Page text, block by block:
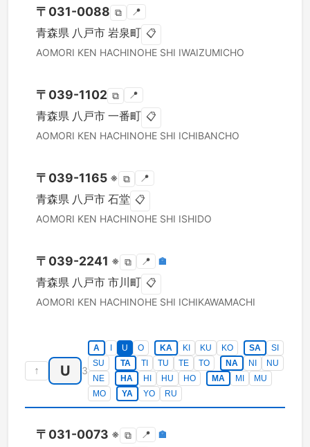
〒 031-0088 ⧉ 📍
青森県 八戸市 岩泉町 📋
AOMORI KEN HACHINOHE SHI IWAIZUMICHO
〒 039-1102 ⧉ 📍
青森県 八戸市 一番町 📋
AOMORI KEN HACHINOHE SHI ICHIBANCHO
〒 039-1165 ※ ⧉ 📍
青森県 八戸市 石堂 📋
AOMORI KEN HACHINOHE SHI ISHIDO
〒 039-2241 ※ ⧉ 📍 🏣
青森県 八戸市 市川町 📋
AOMORI KEN HACHINOHE SHI ICHIKAWAMACHI
↑ U 3
A U O KA KI KU KO SA
SI
SU
TA TI TU TE TO NA NI
NU
NE
HA HI HU HO MA MI
MU
MO
YA YO RU
〒 031-0073 ※ ⧉ 📍 🏣